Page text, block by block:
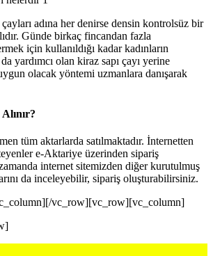
adına her denirse densin kontrolsüz bir
Günde birkaç fincandan fazla
için kullanıldığı kadar kadınların
yardımcı olan kiraz sapı çayı yerine
olacak yöntemi uzmanlara danışarak
tüm aktarlarda satılmaktadır. İnternetten
e-Aktariye üzerinden sipariş
internet sitemizden diğer kurutulmuş
da inceleyebilir, sipariş oluşturabilirsiniz.
vc_row][vc_row][vc_column]